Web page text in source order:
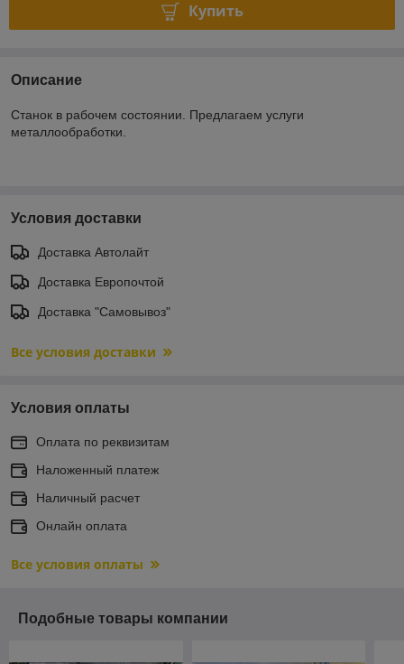
Купить
Описание
Станок в рабочем состоянии. Предлагаем услуги
металлообработки.
Условия доставки
Доставка Автолайт
Доставка Европочтой
Доставка "Самовывоз"
Все условия доставки
Условия оплаты
Оплата по реквизитам
Наложенный платеж
Наличный расчет
Онлайн оплата
Все условия оплаты
Подобные товары компании